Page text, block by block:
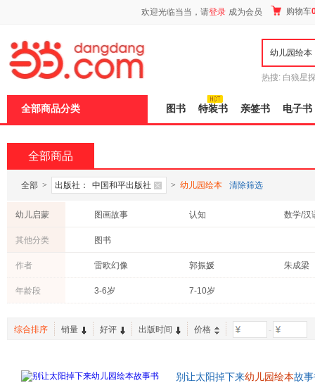
欢迎光临当当，请登录 成为会员 购物车
热搜: 白狼星
全部商品分类 图书 特装书 亲签书 电子书
全部商品
全部 > 出版社： 中国和平出版社 > 幼儿园绘本 清除筛选
幼儿启蒙 图画故事 认知 数学/汉
其他分类 图书
作者 雷欧幻像 郭振媛
朱成梁
邱昭瑜
李翔
年龄段 3-6岁 7-10岁
综合排序 销量 好评 出版时间 价格 -
别让太阳掉下来幼儿园绘本故
页
加